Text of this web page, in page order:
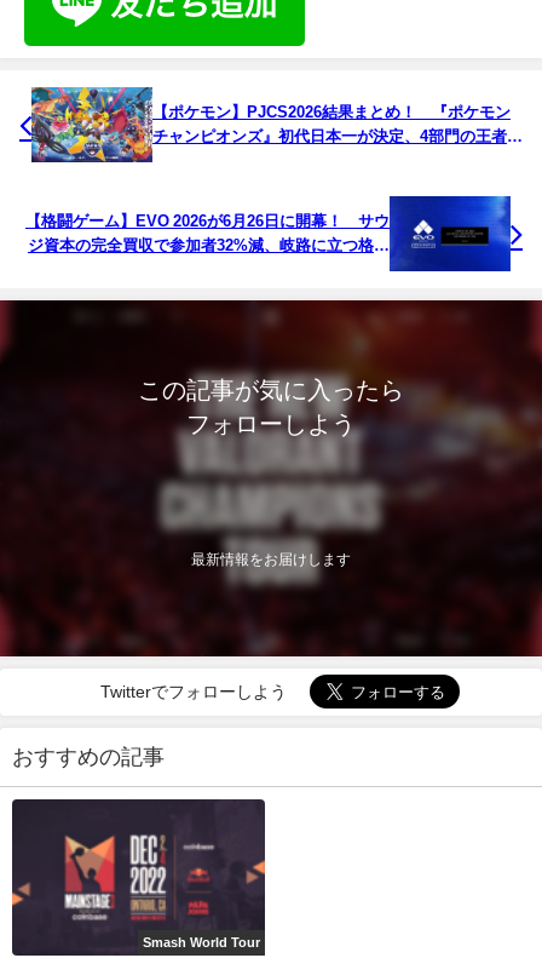
【ポケモン】PJCS2026結果まとめ！ 『ポケモン
チャンピオンズ』初代日本一が決定、4部門の王者た
【格闘ゲーム】EVO 2026が6月26日に開幕！ サウ
ジ資本の完全買収で参加者32%減、岐路に立つ格ゲ
この記事が気に入ったら
フォローしよう
最新情報をお届けします
Twitterでフォローしよう
おすすめの記事
Smash World Tour